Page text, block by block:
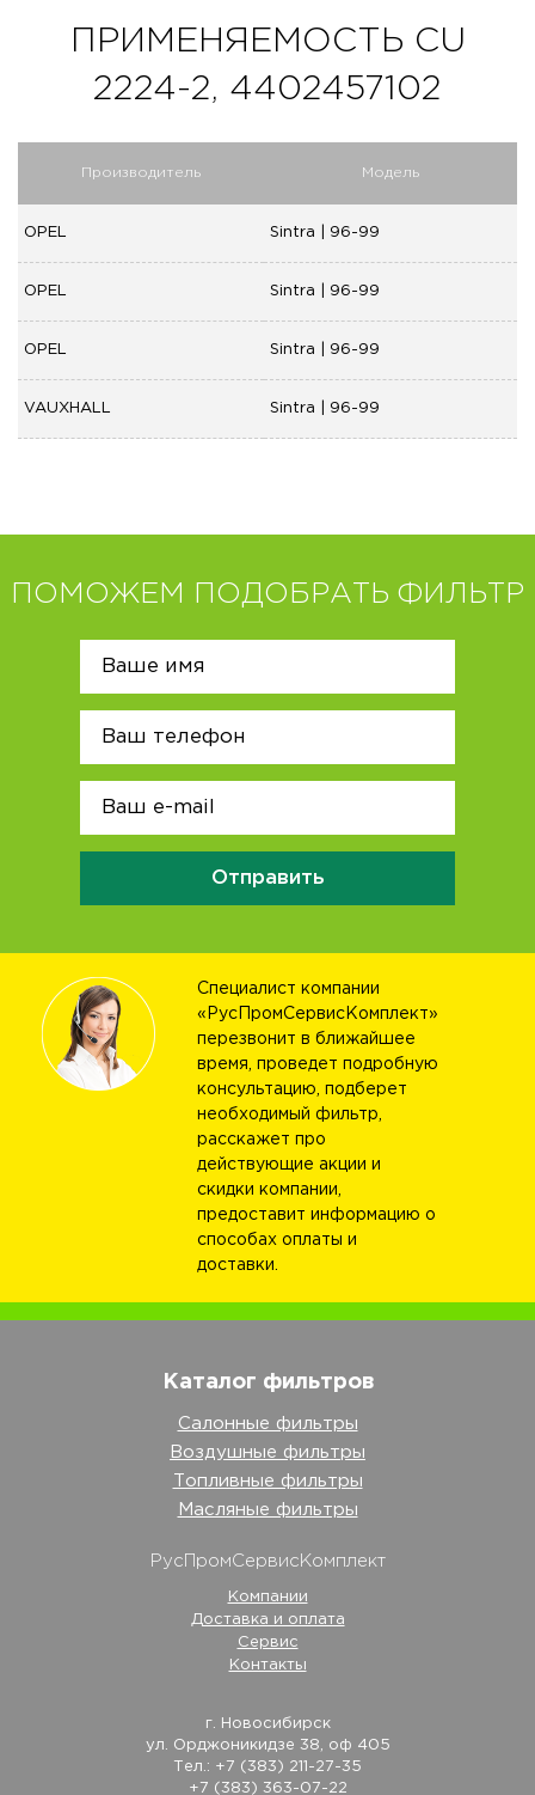
ПРИМЕНЯЕМОСТЬ CU
2224-2, 4402457102
Производитель Модель
OPEL Sintra | 96-99
OPEL Sintra | 96-99
OPEL Sintra | 96-99
VAUXHALL Sintra | 96-99
ПОМОЖЕМ ПОДОБРАТЬ ФИЛЬТР
Отправить
Специалист компании
«РусПромСервисКомплект»
перезвонит в ближайшее
время, проведет подробную
консультацию, подберет
необходимый фильтр,
расскажет про
действующие акции и
скидки компании,
предоставит информацию о
способах оплаты и
доставки.
Каталог фильтров
Салонные фильтры
Воздушные фильтры
Топливные фильтры
Масляные фильтры
РусПромСервисКомплект
Компании
Доставка и оплата
Сервис
Контакты
г. Новосибирск
ул. Орджоникидзе 38, оф 405
Тел.: +7 (383) 211-27-35
+7 (383) 363-07-22